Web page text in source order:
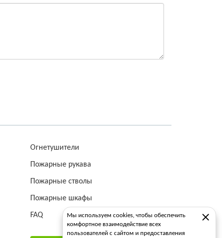
Огнетушители
Пожарные рукава
Пожарные стволы
Пожарные шкафы
FAQ
Мы используем cookies, чтобы обеспечить
комфортное взаимодействие всех
пользователей с сайтом и предоставления